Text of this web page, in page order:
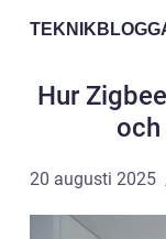
Hur
20 augusti 2025